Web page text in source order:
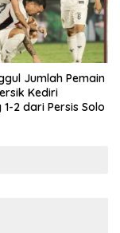
Jumlah Pemain
Kediri
1-2 dari Persis Solo